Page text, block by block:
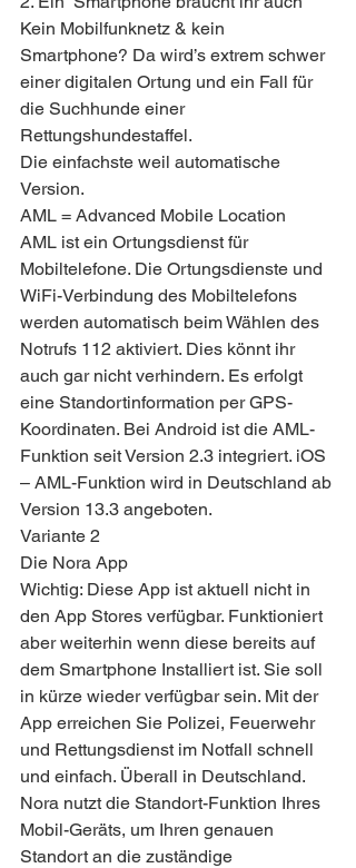
Kein Mobilfunknetz & kein
Smartphone? Da wird’s extrem schwer
einer digitalen Ortung und ein Fall für
die Suchhunde einer
Rettungshundestaffel.
Die einfachste weil automatische
Version.
AML = Advanced Mobile Location
AML ist ein Ortungsdienst für
Mobiltelefone. Die Ortungsdienste und
WiFi-Verbindung des Mobiltelefons
werden automatisch beim Wählen des
Notrufs 112 aktiviert. Dies könnt ihr
auch gar nicht verhindern. Es erfolgt
eine Standortinformation per GPS-
Koordinaten. Bei Android ist die AML-
Funktion seit Version 2.3 integriert. iOS
– AML-Funktion wird in Deutschland ab
Version 13.3 angeboten.
Variante 2
Die Nora App
Wichtig: Diese App ist aktuell nicht in
den App Stores verfügbar. Funktioniert
aber weiterhin wenn diese bereits auf
dem Smartphone Installiert ist. Sie soll
in kürze wieder verfügbar sein. Mit der
App erreichen Sie Polizei, Feuerwehr
und Rettungsdienst im Notfall schnell
und einfach. Überall in Deutschland.
Nora nutzt die Standort-Funktion Ihres
Mobil-Geräts, um Ihren genauen
Standort an die zuständige